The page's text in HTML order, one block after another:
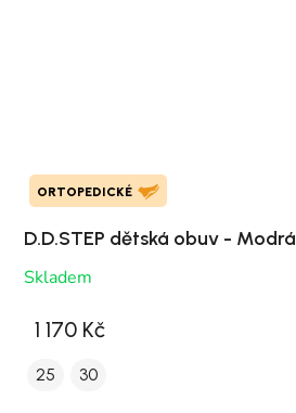
ORTOPEDICKÉ
D.D.STEP dětská obuv - Modrá
Skladem
1 170 Kč
25 30